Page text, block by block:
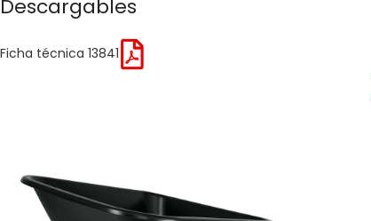
Descargables
Ficha técnica 13841